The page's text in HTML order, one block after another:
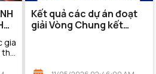
gia
thứ
Kết quả các dự án đoạt
giải Vòng Chung kết
(SV_STARTUP- Lần thứ